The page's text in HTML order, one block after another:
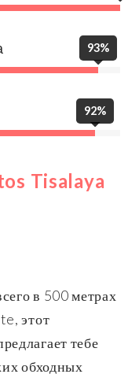
93%
92%
Tisalaya
в 500 метрах
этот
тебе
обходных